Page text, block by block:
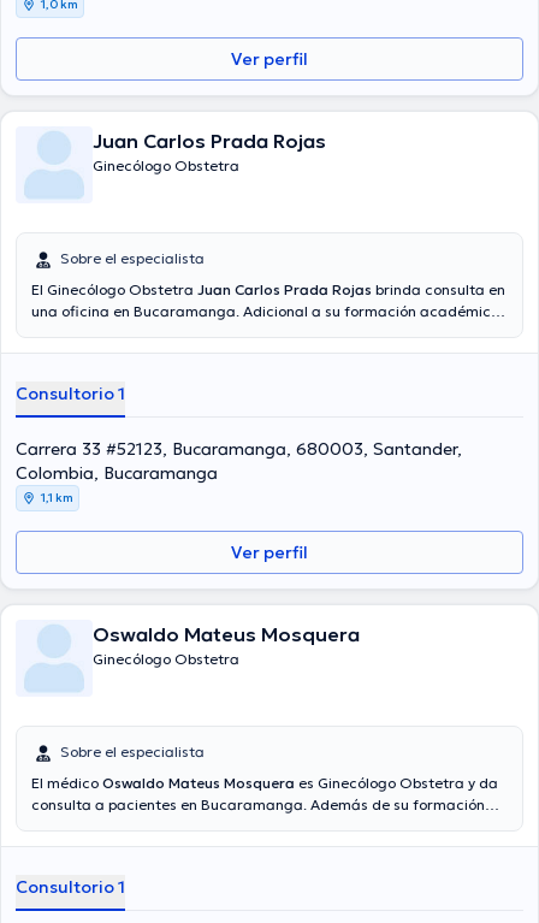
1,0 km
Ver perfil
Juan Carlos Prada Rojas
Ginecólogo Obstetra
Sobre el especialista
El Ginecólogo Obstetra Juan Carlos Prada Rojas brinda consulta en
una oficina en Bucaramanga. Adicional a su formación académica
especialidad. El Dr. tiene numerosos años de experiencia laboral en
miembro de diversas asociaciones médicas. Juan Carlos Prada
Rojas ha colaborado en diversas conferencias con la intención de
tener una formación continua en su temática de especialización y
ha publicado diversos comunicados. Cabe destacar que, el Dr.
puede hablar en Español.
Consultorio 1
Carrera 33 #52123, Bucaramanga, 680003, Santander,
Colombia, Bucaramanga
1,1 km
Ver perfil
Oswaldo Mateus Mosquera
Ginecólogo Obstetra
Sobre el especialista
El médico Oswaldo Mateus Mosquera es Ginecólogo Obstetra y da
consulta a pacientes en Bucaramanga. Además de su formación
especialidad. El médico tiene numerosos años de experiencia
desempeñado como miembro de diversas asociaciones médicas.
Oswaldo Mateus Mosquera ha compartido en cuantiosas
Consultorio 1